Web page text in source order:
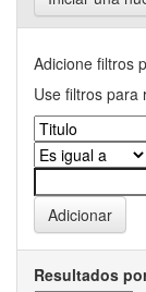
Adicione filtros
Use filtros para
Resultados